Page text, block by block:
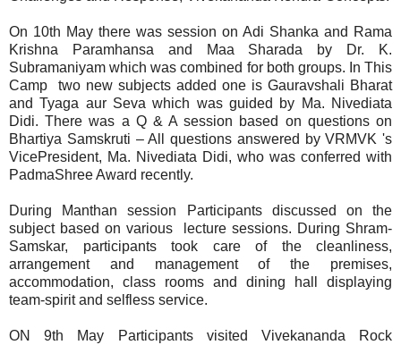
On 10th May there was session on Adi Shanka and Rama
Krishna Paramhansa and Maa Sharada by Dr. K.
Subramaniyam which was combined for both groups. In This
Camp two new subjects added one is Gauravshali Bharat
and Tyaga aur Seva which was guided by Ma. Nivediata
Didi. There was a Q & A session based on questions on
Bhartiya Samskruti – All questions answered by VRMVK 's
VicePresident, Ma. Nivediata Didi, who was conferred with
PadmaShree Award recently.
During Manthan session Participants discussed on the
subject based on various lecture sessions. During Shram-
Samskar, participants took care of the cleanliness,
arrangement and management of the premises,
accommodation, class rooms and dining hall displaying
team-spirit and selfless service.
ON 9th May Participants visited Vivekananda Rock